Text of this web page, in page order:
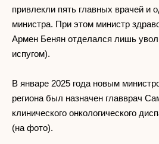
привлекли пять главных врачей и
министра. При этом министр
Армен Бенян отделался лишь
испугом).
В январе 2025 года новым
региона был назначен главврач
клинического онкологического
(на фото).